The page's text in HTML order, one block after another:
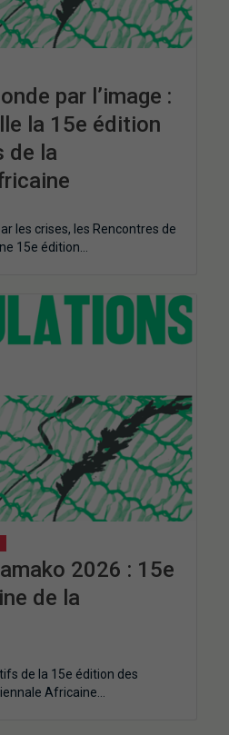
par l’image :
la 15e édition
de la
les crises, les Rencontres de
15e édition…
2026 : 15e
de la
de la 15e édition des
Africaine…